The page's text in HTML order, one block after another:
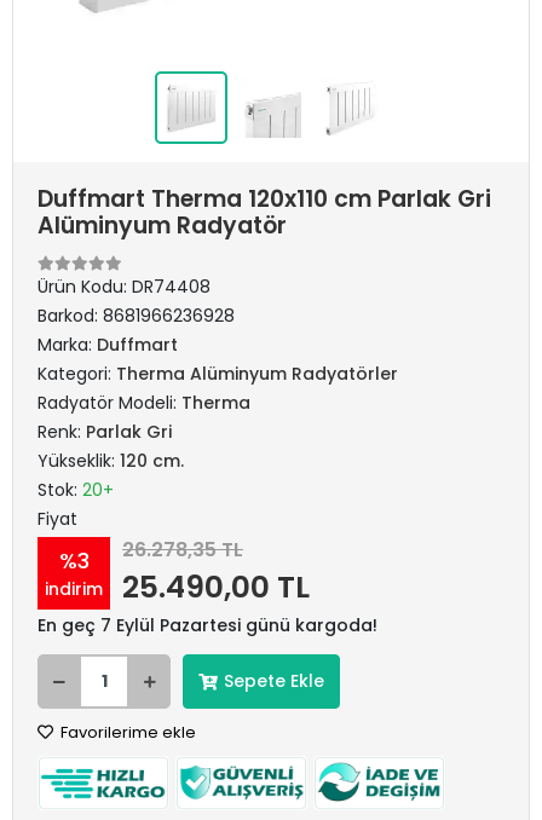
Duffmart Therma 120x110 cm Parlak Gri
Alüminyum Radyatör
Ürün Kodu: DR74408
Barkod: 8681966236928
Marka: Duffmart
Kategori: Therma Alüminyum Radyatörler
Radyatör Modeli: Therma
Renk: Parlak Gri
Yükseklik: 120 cm.
Stok: 20+
Fiyat
%3
indirim
26.278,35 TL
25.490,00 TL
En geç 7 Eylül Pazartesi günü kargoda!
Sepete Ekle
Favorilerime ekle